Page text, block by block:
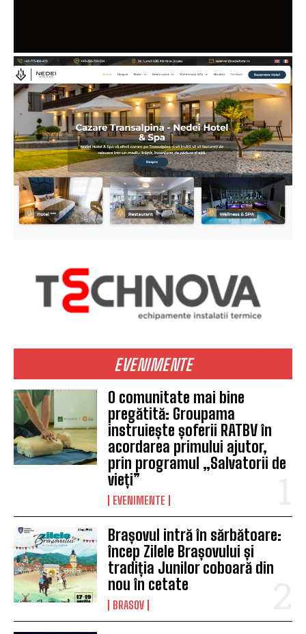
EVENIMENTE
O comunitate mai bine
pregătită: Groupama
instruiește șoferii RATBV în
acordarea primului ajutor,
prin programul „Salvatorii de
vieți”
EVENIMENTE
Brașovul intră în sărbătoare:
încep Zilele Brașovului și
tradiția Junilor coboară din
nou în cetate
BRASOV